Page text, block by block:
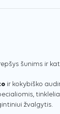
šunims ir
ir kokybiško
žvalgytis.